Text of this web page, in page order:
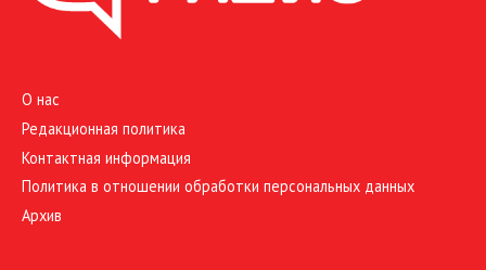
О нас
Редакционная политика
Контактная информация
Политика в отношении обработки персональных данных
Архив